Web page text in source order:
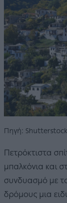
Πηγή: Shutterstock
Πετρόκτιστα
μπαλκόνια και
συνδυασμό με
δρόμους μια